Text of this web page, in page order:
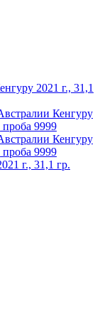
г., 31,1 гр.